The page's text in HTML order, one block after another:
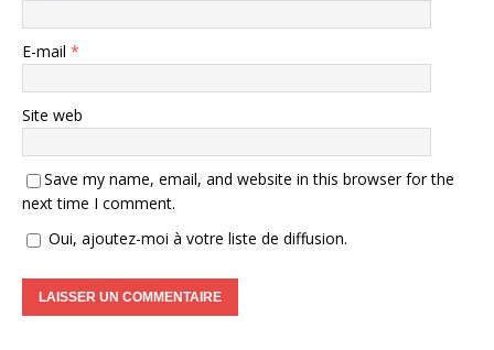
E-mail *
Site web
Save my name, email, and website in this browser for the
next time I comment.
Oui, ajoutez-moi à votre liste de diffusion.